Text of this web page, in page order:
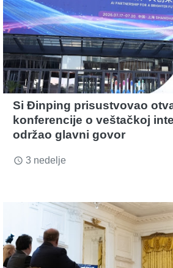
Si Đinping prisustvovao
konferencije o veštačkoj
održao glavni govor
access_time 3 nedelje